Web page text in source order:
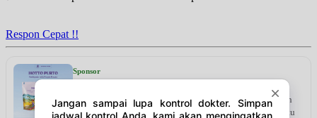
Jam 17:00 - 20:00
UMUM
Respon Cepat !!
Sponsor
herbal alami efektif untuk menurunkan dan menstabilkan
gula darah tinggi. Diformulasikan khusus guna membantu